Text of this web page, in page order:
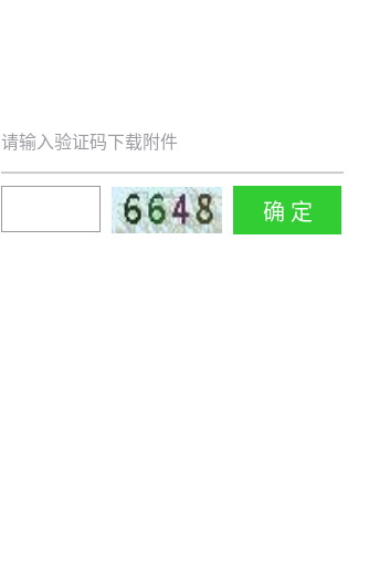
请输入验证码下载附件